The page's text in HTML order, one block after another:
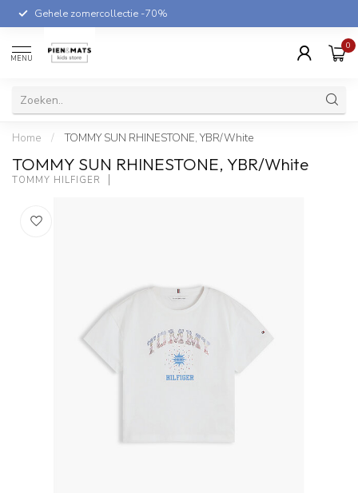
Gehele zomercollectie -70%
MENU
0
Home / TOMMY SUN RHINESTONE, YBR/White
TOMMY SUN RHINESTONE, YBR/White
TOMMY HILFIGER